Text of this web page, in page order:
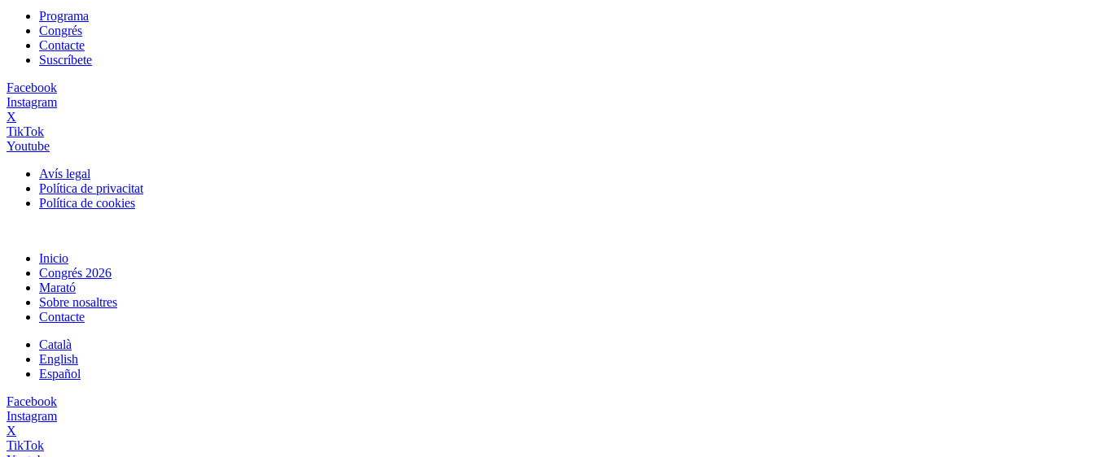
Programa
Congrés
Contacte
Suscríbete
Facebook
Instagram
X
TikTok
Youtube
Avís legal
Política de privacitat
Política de cookies
Close
Menu
Inicio
Congrés 2026
Marató
Sobre nosaltres
Contacte
Català
English
Español
Facebook
Instagram
X
TikTok